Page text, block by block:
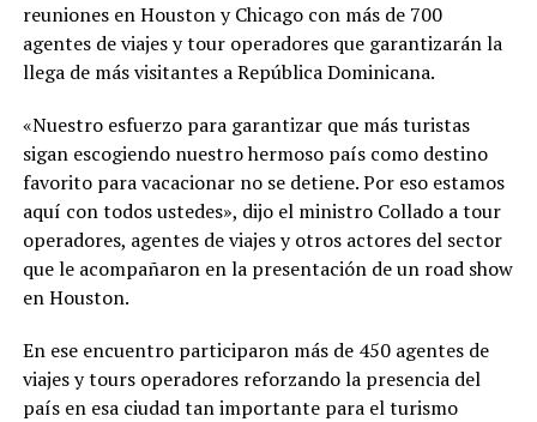
reuniones en Houston y Chicago con más de 700
agentes de viajes y tour operadores que garantizarán la
llega de más visitantes a República Dominicana.
«Nuestro esfuerzo para garantizar que más turistas
sigan escogiendo nuestro hermoso país como destino
favorito para vacacionar no se detiene. Por eso estamos
aquí con todos ustedes», dijo el ministro Collado a tour
operadores, agentes de viajes y otros actores del sector
que le acompañaron en la presentación de un road show
en Houston.
En ese encuentro participaron más de 450 agentes de
viajes y tours operadores reforzando la presencia del
país en esa ciudad tan importante para el turismo